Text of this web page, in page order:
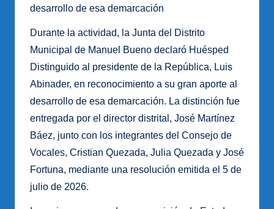
desarrollo de esa demarcación
Durante la actividad, la Junta del Distrito
Municipal de Manuel Bueno declaró Huésped
Distinguido al presidente de la República, Luis
Abinader, en reconocimiento a su gran aporte al
desarrollo de esa demarcación. La distinción fue
entregada por el director distrital, José Martínez
Báez, junto con los integrantes del Consejo de
Vocales, Cristian Quezada, Julia Quezada y José
Fortuna, mediante una resolución emitida el 5 de
julio de 2026.